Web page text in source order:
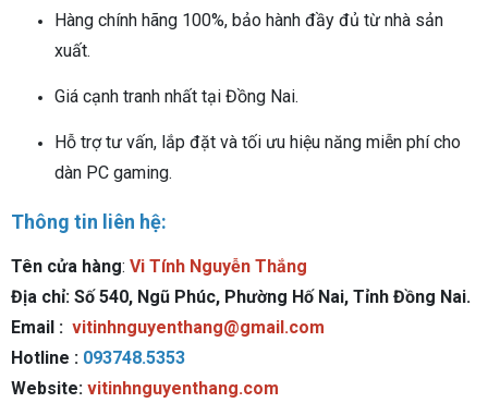
Hàng chính hãng 100%, bảo hành đầy đủ từ nhà sản
xuất.
Giá cạnh tranh nhất tại Đồng Nai.
Hỗ trợ tư vấn, lắp đặt và tối ưu hiệu năng miễn phí cho
dàn PC gaming.
Thông tin liên hệ:
Tên cửa hàng: Vi Tính Nguyễn Thắng
Địa chỉ: Số 540, Ngũ Phúc, Phường Hố Nai, Tỉnh Đồng Nai.
Email : vitinhnguyenthang@gmail.com
Hotline : 093748.5353
Website: vitinhnguyenthang.com